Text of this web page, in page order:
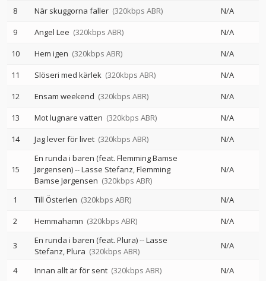
8
När skuggorna faller (320kbps ABR)
N/A
9
Angel Lee (320kbps ABR)
N/A
10
Hem igen (320kbps ABR)
N/A
11
Slöseri med kärlek (320kbps ABR)
N/A
12
Ensam weekend (320kbps ABR)
N/A
13
Mot lugnare vatten (320kbps ABR)
N/A
14
Jag lever för livet (320kbps ABR) N/A
15
En runda i baren (feat. Flemming Bamse
Jørgensen)--Lasse Stefanz Flemming
Bamse Jørgensen (320kbps ABR)
N/A
1 Till Österlen (320kbps ABR)
N/A
2
Hemmahamn (320kbps ABR) N/A
3 En runda i baren (feat. Plura)--Lasse
Stefanz Plura (320kbps ABR)
N/A
4 Innan allt är för sent (320kbps ABR)
N/A